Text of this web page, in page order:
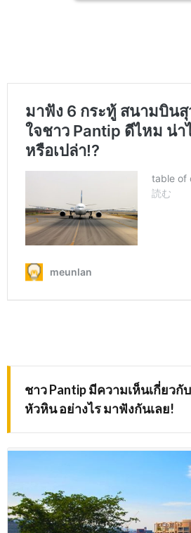
ชาวPantipมีความเห็นเกี่ยวกั
หัวหิน อย่างไร มาฟังกันเลย!